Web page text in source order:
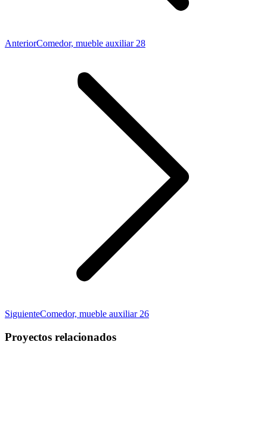
AnteriorProyecto
Comedor, mueble auxiliar 28
SiguienteProyecto
Comedor, mueble auxiliar 26
Proyectos relacionados